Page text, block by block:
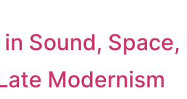
Sound,
Modernism